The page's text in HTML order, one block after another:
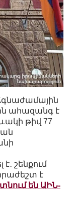
ահազանգ է
թիվ 77
շենքում
է
են ԱԻՆ-